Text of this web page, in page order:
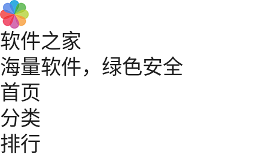
软件之家
海量软件，绿色安全
首页
分类
排行